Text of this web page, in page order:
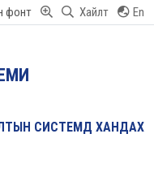
фонт Хайлт En
СИСТЕМД ХАНДАХ